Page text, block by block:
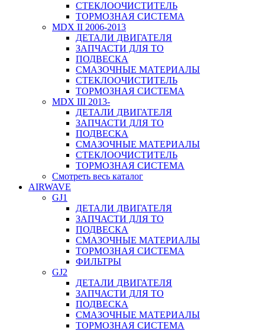
СТЕКЛООЧИСТИТЕЛЬ
ТОРМОЗНАЯ СИСТЕМА
MDX II 2006-2013
ДЕТАЛИ ДВИГАТЕЛЯ
ЗАПЧАСТИ ДЛЯ ТО
ПОДВЕСКА
СМАЗОЧНЫЕ МАТЕРИАЛЫ
СТЕКЛООЧИСТИТЕЛЬ
ТОРМОЗНАЯ СИСТЕМА
MDX III 2013-
ДЕТАЛИ ДВИГАТЕЛЯ
ЗАПЧАСТИ ДЛЯ ТО
ПОДВЕСКА
СМАЗОЧНЫЕ МАТЕРИАЛЫ
СТЕКЛООЧИСТИТЕЛЬ
ТОРМОЗНАЯ СИСТЕМА
Смотреть весь каталог
AIRWAVE
GJ1
ДЕТАЛИ ДВИГАТЕЛЯ
ЗАПЧАСТИ ДЛЯ ТО
ПОДВЕСКА
СМАЗОЧНЫЕ МАТЕРИАЛЫ
ТОРМОЗНАЯ СИСТЕМА
ФИЛЬТРЫ
GJ2
ДЕТАЛИ ДВИГАТЕЛЯ
ЗАПЧАСТИ ДЛЯ ТО
ПОДВЕСКА
СМАЗОЧНЫЕ МАТЕРИАЛЫ
ТОРМОЗНАЯ СИСТЕМА